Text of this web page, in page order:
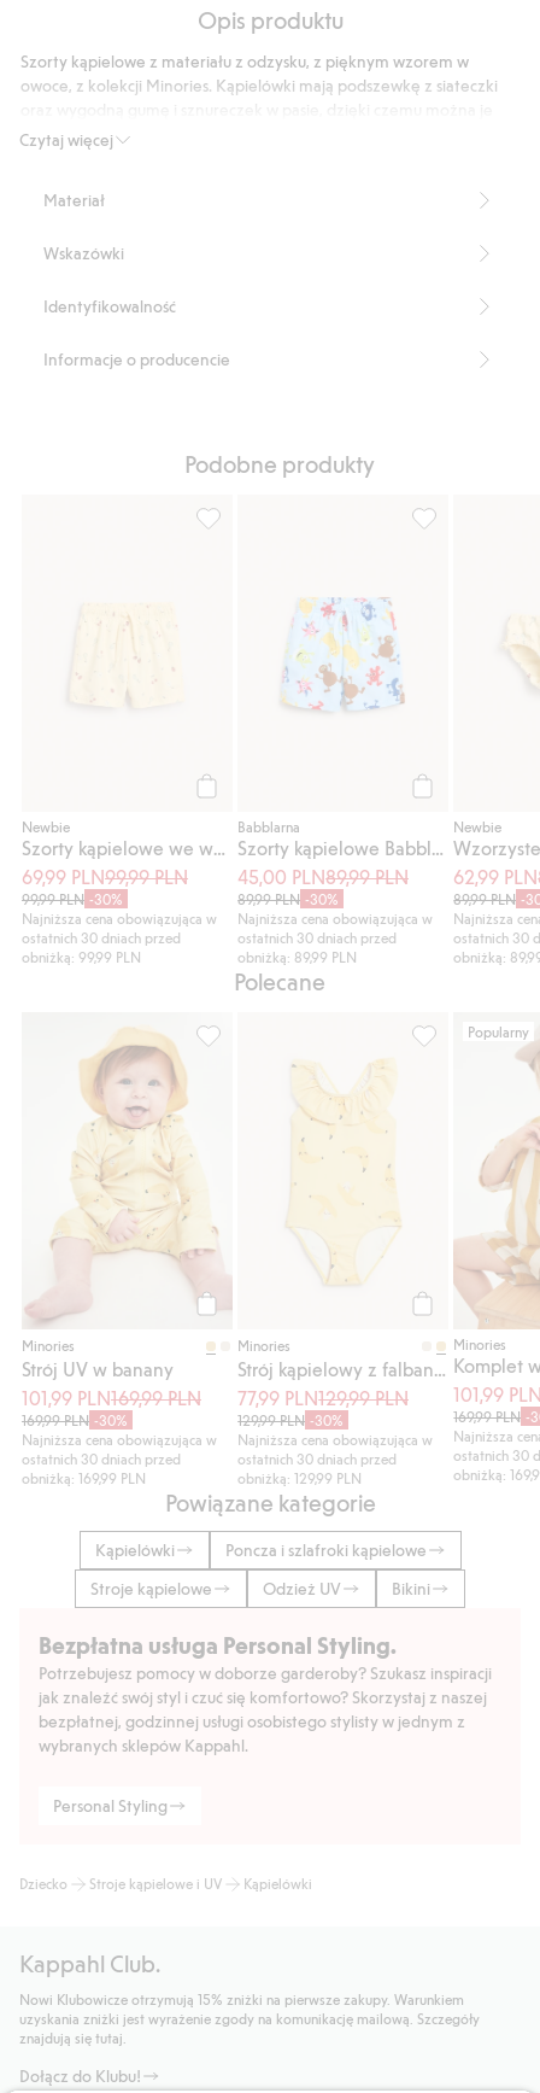
18
głosów
Opis produktu
Czytaj więcej
Szorty kąpielowe z materiału z odzysku, z pięknym wzorem w
owoce, z kolekcji Minories. Kąpielówki mają podszewkę z siateczki
dopasować do rosnącego dziecka.
Produkt zawiera 100% poliestru z odzysku.
Recycled Polyester
Materiał
Wskazówki
Identyfikowalność
Informacje o producencie
Podobne produkty
Newbie
69,99 PLN99,99 PLN
99,99 PLN -30%
Najniższa cena obowiązująca w
ostatnich 30 dniach przed
obniżką: 99,99 PLN
Babblarna
45,00 PLN89,99 PLN
89,99 PLN -30%
Najniższa cena obowiązująca w
ostatnich 30 dniach przed
obniżką: 89,99 PLN
Newbie
62,99 PLN
89,99 PLN -
Najniższa
ostatnich 30
obniżką:
Polecane
Minories
Strój UV w banany
101,99 PLN169,99 PLN
169,99 PLN -30%
Najniższa cena obowiązująca w
ostatnich 30 dniach przed
obniżką: 169,99 PLN
Strój UV w banany, Dodaj do listy
Minories
77,99 PLN129,99 PLN
129,99 PLN -30%
Najniższa cena obowiązująca w
ostatnich 30 dniach przed
obniżką: 129,99 PLN
Strój
Popularny
Minories
101,99
169,99 PLN -
Najniższa
ostatnich 30
obniżką:
Powiązane kategorie
Kąpielówki
Poncza i szlafroki kąpielowe
Stroje kąpielowe
Odzież UV Bikini
Bezpłatna usługa Personal Styling.
Potrzebujesz pomocy w doborze garderoby? Szukasz inspiracji
jak znaleźć swój styl i czuć się komfortowo? Skorzystaj z naszej
bezpłatnej, godzinnej usługi osobistego stylisty w jednym z
wybranych sklepów Kappahl.
Personal Styling
Dziecko Stroje kąpielowe i UV Kąpielówki
Kappahl Club.
Nowi Klubowicze otrzymują 15% zniżki na pierwsze zakupy. Warunkiem
uzyskania zniżki jest wyrażenie zgody na komunikację mailową. Szczegóły
znajdują się tutaj.
Dołącz do Klubu!